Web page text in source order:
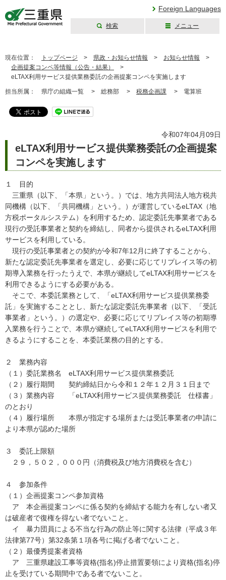
Foreign Languages
検索 メニュー
現在位置： トップページ > 県政・お知らせ情報 > お知らせ情報 >
企画提案コンペ等情報（公告・結果）
>
eLTAX利用サービス提供業務委託の企画提案コンペを実施します
担当所属： 県庁の組織一覧 > 総務部 > 税務企画課 > 電算班
令和07年04月09日
eLTAX利用サービス提供業務委託の企画提案
コンペを実施します
１ 目的
三重県（以下、「本県」という。）では、地方共同法人地方税共
同機構（以下、「共同機構」という。）が運営しているeLTAX（地
方税ポータルシステム）を利用するため、認定委託先事業者である
現行の受託事業者と契約を締結し、同者から提供されるeLTAX利用
サービスを利用している。
現行の受託事業者との契約が令和7年12月に終了することから、
新たな認定委託先事業者を選定し、必要に応じてリプレイス等の初
期導入業務を行ったうえで、本県が継続してeLTAX利用サービスを
利用できるようにする必要がある。
そこで、本委託業務として、「eLTAX利用サービス提供業務委
託」を実施することとし、新たな認定委託先事業者（以下、「受託
事業者」という。）の選定や、必要に応じてリプレイス等の初期導
入業務を行うことで、本県が継続してeLTAX利用サービスを利用で
きるようにすることを、本委託業務の目的とする。
２ 業務内容
（１）委託業務名 eLTAX利用サービス提供業務委託
（２）履行期間 契約締結日から令和１２年１２月３１日まで
（３）業務内容 「eLTAX利用サービス提供業務委託 仕様書」
のとおり
（４）履行場所 本県が指定する場所または受託事業者の申請に
より本県が認めた場所
３ 委託上限額
２９，５０２，０００円（消費税及び地方消費税を含む）
４ 参加条件
（１）企画提案コンペ参加資格
ア 本企画提案コンペに係る契約を締結する能力を有しない者又
は破産者で復権を得ない者でないこと。
イ 暴力団員による不当な行為の防止等に関する法律（平成３年
法律第77号）第32条第１項各号に掲げる者でないこと。
（２）最優秀提案者資格
ア 三重県建設工事等資格(指名)停止措置要領により資格(指名)停
止を受けている期間中である者でないこと。